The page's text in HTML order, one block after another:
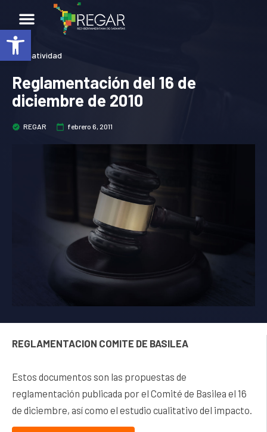
Abrir barra de herramientas
Normatividad
Reglamentación del 16 de
diciembre de 2010
REGAR febrero 6, 2011
REGLAMENTACION COMITE DE BASILEA
Estos documentos son las propuestas de
reglamentación publicada por el Comité de Basilea el 16
de diciembre, así como el estudio cualitativo del impacto.